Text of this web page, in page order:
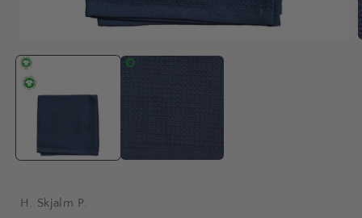
mediet
1
modus
H. Skjalm P.